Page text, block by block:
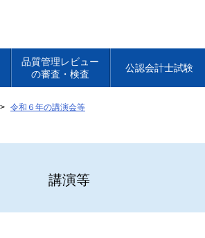
品質管理レビュー
の審査・検査
公認会計士試験
令和６年の講演会等
講演等